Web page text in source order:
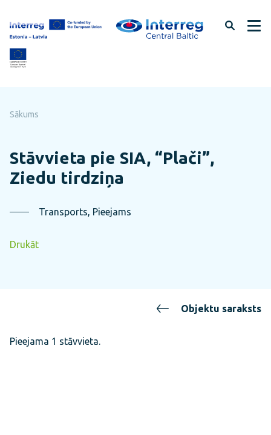
uz
lapas
saturu
Sākums
Stāvvieta pie SIA, “Plači”,
Ziedu tirdziņa
Transports, Pieejams
Drukāt
Objektu saraksts
Pieejama 1 stāvvieta.